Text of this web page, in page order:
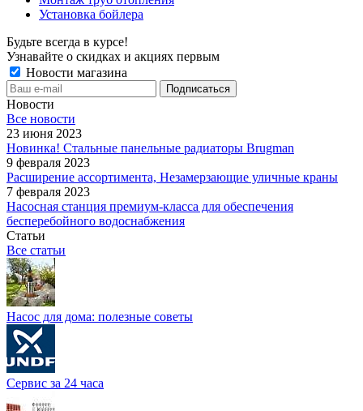
Установка бойлера
Будьте всегда в курсе!
Узнавайте о скидках и акциях первым
Новости магазина
Новости
Все новости
23 июня 2023
Новинка! Стальные панельные радиаторы Brugman
9 февраля 2023
Расширение ассортимента, Незамерзающие уличные краны
7 февраля 2023
Насосная станция премиум-класса для обеспечения
бесперебойного водоснабжения
Статьи
Все статьи
Насос для дома: полезные советы
Сервис за 24 часа